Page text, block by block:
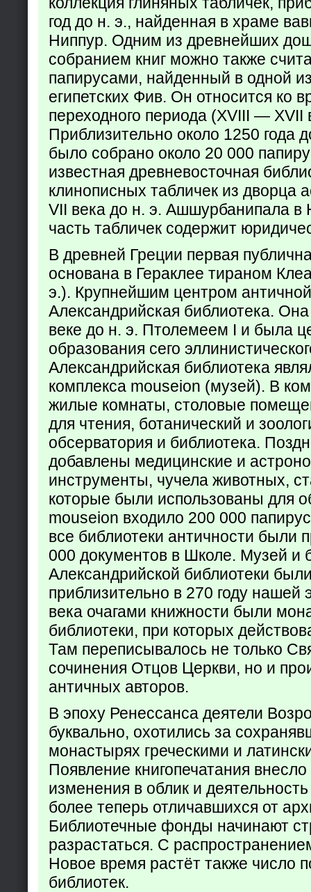
год до н. э., найденная в храме
Ниппур. Одним из древнейших
собранием книг можно также
папирусами, найденный в одной
египетских Фив. Он относится ко
переходного периода (XVIII — XVII
Приблизительно около 1250 года
было собрано около 20 000
известная древневосточная
клинописных табличек из дворца
VII века до н. э. Ашшурбанипала в
часть табличек содержит
В древней Греции первая
основана в Гераклее тираном
э.). Крупнейшим центром
Александрийская библиотека.
веке до н. э. Птолемеем I и была
образования сего
Александрийская библиотека
комплекса mouseion (музей). В
жилые комнаты, столовые
для чтения, ботанический и
обсерватория и библиотека.
добавлены медицинские и
инструменты, чучела животных,
которые были использованы для
mouseion входило 200 000
все библиотеки античности были
000 документов в Школе. Музей и
Александрийской библиотеки
приблизительно в 270 году
века очагами книжности были
библиотеки, при которых
Там переписывалось не только
сочинения Отцов Церкви, но и
античных авторов.
В эпоху Ренессанса деятели
буквально, охотились за
монастырях греческими и
Появление книгопечатания
изменения в облик и
более теперь отличавшихся от
Библиотечные фонды начинают
разрастаться. С
Новое время растёт также число
библиотек.